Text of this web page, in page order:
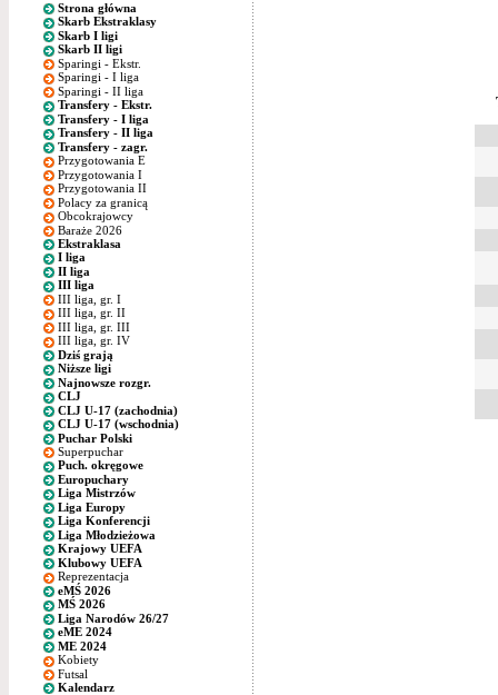
Strona główna
Skarb Ekstraklasy
Skarb I ligi
Skarb II ligi
Sparingi - Ekstr.
Sparingi - I liga
Sparingi - II liga
Transfery - Ekstr.
Transfery - I liga
Transfery - II liga
Transfery - zagr.
Przygotowania E
Przygotowania I
Przygotowania II
Polacy za granicą
Obcokrajowcy
Baraże 2026
Ekstraklasa
I liga
II liga
III liga
III liga, gr. I
III liga, gr. II
III liga, gr. III
III liga, gr. IV
Dziś grają
Niższe ligi
Najnowsze rozgr.
CLJ
CLJ U-17 (zachodnia)
CLJ U-17 (wschodnia)
Puchar Polski
Superpuchar
Puch. okręgowe
Europuchary
Liga Mistrzów
Liga Europy
Liga Konferencji
Liga Młodzieżowa
Krajowy UEFA
Klubowy UEFA
Reprezentacja
eMŚ 2026
MŚ 2026
Liga Narodów 26/27
eME 2024
ME 2024
Kobiety
Futsal
Kalendarz